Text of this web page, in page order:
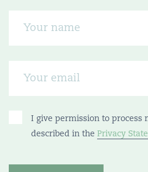
I give permission to process
described in the Privacy